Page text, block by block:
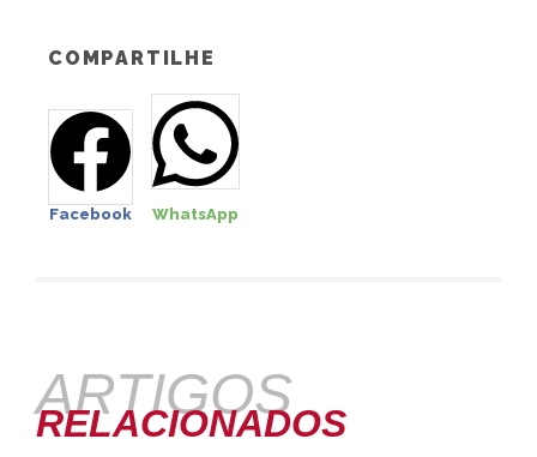
COMPARTILHE
Facebook WhatsApp
ARTIGOS
RELACIONADOS